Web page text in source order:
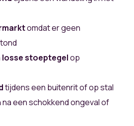
omdat er geen
stoeptegelop
tijdens een buitenrit of op stal
na een schokkend ongeval of